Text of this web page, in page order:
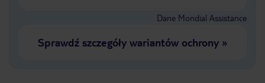
Dane Mondial Assistance
Sprawdź szczegóły wariantów ochrony»